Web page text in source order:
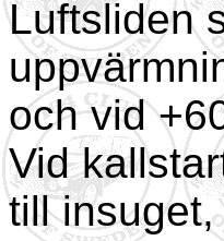
Luftsliden
och vid
Vid
till